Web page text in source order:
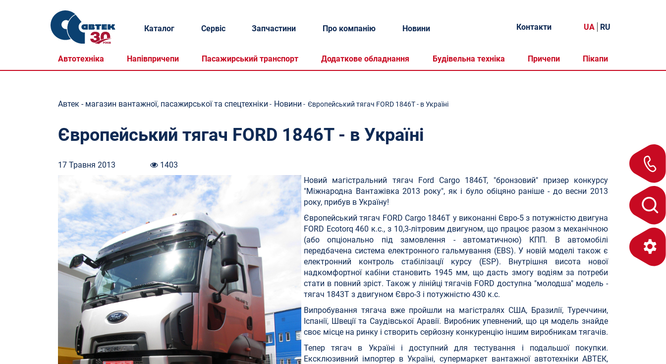
Каталог
Автотехніка Напівпричепи Пасажирський транспорт Додаткове обладнання Будівельна техніка Причепи Пікапи
Сервіс Запчастини Про компанію Новини Контакти UA RU
Автек - магазин вантажної, пасажирської та спецтехніки - Новини - Європейський тягач FORD 1846T - в Україні
Європейський тягач FORD 1846T - в Україні
17 Травня 2013
1403
Новий магістральний тягач Ford Cargo 1846T, "бронзовий" призер конкурсу
"Міжнародна Вантажівка 2013 року", як і було обіцяно раніше - до весни 2013
року, прибув в Україну!
Європейський тягач FORD Сargo 1846Т у виконанні Євро-5 з потужністю двигуна
FORD Ecotorq 460 к.с., з 10,3-літровим двигуном, що працює разом з механічною
(або опціонально під замовлення - автоматичною) КПП. В автомобілі
передбачена система електронного гальмування (EBS). У новій моделі також є
електронний контроль стабілізації курсу (ESP). Внутрішня висота нової
надкомфортної кабіни становить 1945 мм, що дасть змогу водіям за потреби
стати в повний зріст. Також у лінійці тягачів FORD доступна "молодша" модель -
тягач 1843T з двигуном Євро-3 і потужністю 430 к.с.
Випробування тягача вже пройшли на магістралях США, Бразилії, Туреччини,
Іспанії, Швеції та Саудівської Аравії. Виробник упевнений, що ця модель знайде
своє місце на ринку і створить серйозну конкуренцію іншим виробникам тягачів.
Тепер тягач в Україні і доступний для тестування і подальшої покупки.
Ексклюзивний імпортер в Україні, супермаркет вантажної автотехніки АВТЕК,